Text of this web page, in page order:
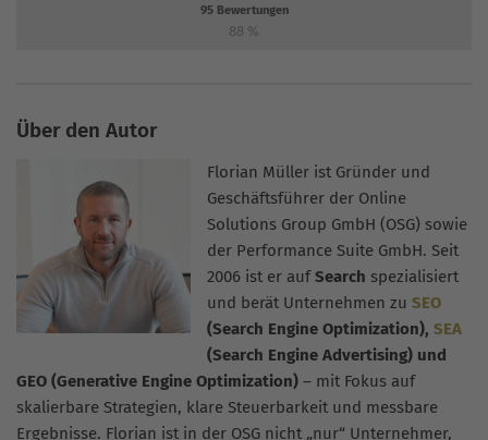
95Bewertungen
88 %
Über den Autor
Florian Müller ist Gründer und
Geschäftsführer der Online
Solutions Group GmbH (OSG) sowie
der Performance Suite GmbH. Seit
2006 ist er aufSearch spezialisiert
und berät Unternehmen zu SEO
(Search Engine Optimization), SEA
(Search Engine Advertising) und
GEO (Generative Engine Optimization) – mit Fokus auf
skalierbare Strategien, klare Steuerbarkeit und messbare
Ergebnisse. Florian ist in der OSG nicht „nur“ Unternehmer,